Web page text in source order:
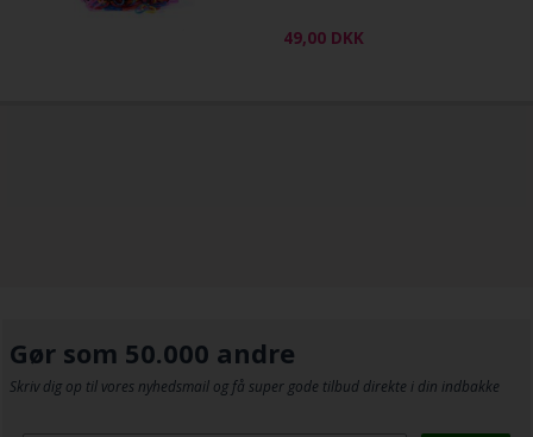
49,00 DKK
Gør som 50.000 andre
Skriv dig op til vores nyhedsmail og få super gode tilbud direkte i din indbakke